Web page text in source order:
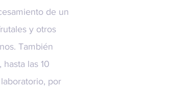
de un
y otros
También
las 10
por